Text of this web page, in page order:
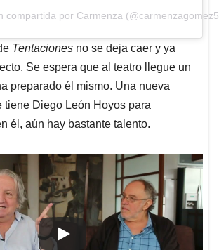
compartida por Carmenza
Tentaciones no se deja caer y ya
Se espera que al teatro llegue un
preparado él mismo. Una nueva
tiene Diego León Hoyos para
él, aún hay bastante talento.